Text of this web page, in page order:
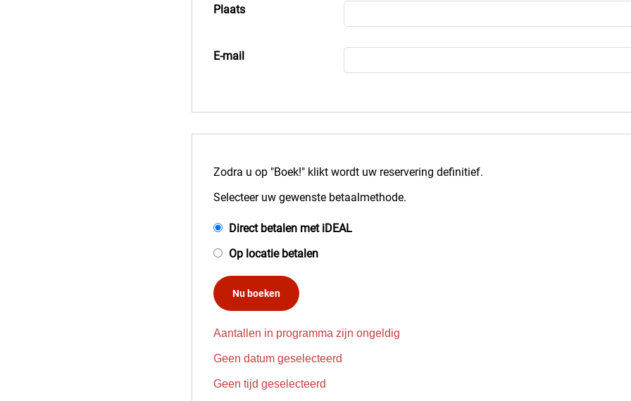
Plaats
E-mail
Zodra u op "Boek!" klikt wordt uw reservering definitief.
Selecteer uw gewenste betaalmethode.
Direct betalen met iDEAL
Op locatie betalen
Nu boeken
Aantallen in programma zijn ongeldig
Geen datum geselecteerd
Geen tijd geselecteerd